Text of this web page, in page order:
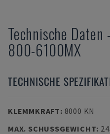
Technische Daten -
800-6100MX
TECHNISCHE
KLEMMKRAFT: 8000 KN
MAX. SCHUSSGEWICHT: